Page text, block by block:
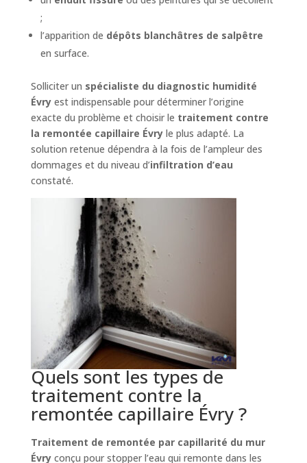
;
l’apparition de dépôts blanchâtres de salpêtre
en surface.
Solliciter un spécialiste du diagnostic humidité
Évryest indispensable pour déterminer l’origine
exacte du problème et choisir le traitement contre
la remontée capillaire Évryle plus adapté. La
solution retenue dépendra à la fois de l’ampleur des
dommages et du niveau d’infiltration d’eau
constaté.
Quels sont les types de
traitement contre la
remontée capillaire Évry ?
Traitement de remontée par capillarité du mur
Évryconçu pour stopper l’eau qui remonte dans les